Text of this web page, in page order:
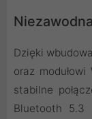
Dzięki
oraz
stabilne
Bluetooth 5.3